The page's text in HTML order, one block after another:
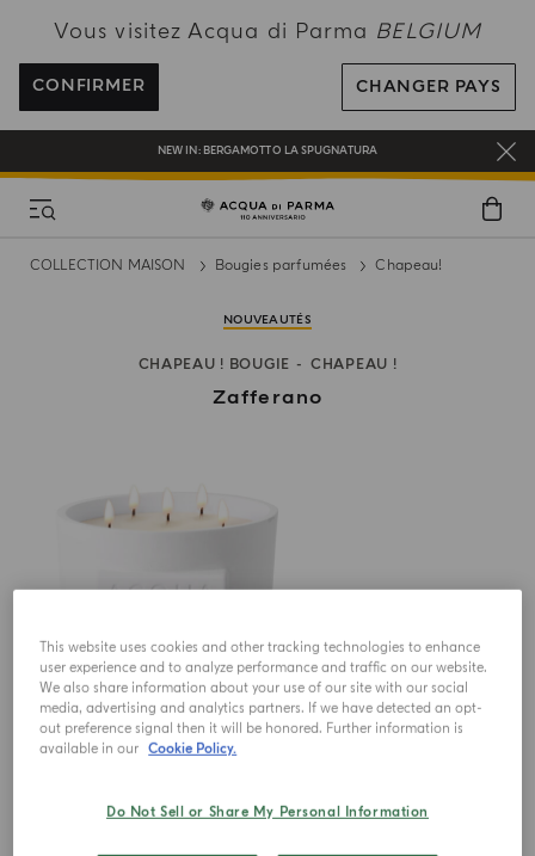
Vous visitez Acqua di Parma BELGIUM
CONFIRMER CHANGER PAYS
À 120€
INSCRIVEZ-VOUS ET PROFITEZ DE NOS AVANTAGES
CADEAU OFFERT POUR TOUTE COMMANDE SUPÉRIEURE À 180€
NEW IN: BERGAMOTTO LA SPUGNATURA
COLLECTION MAISON Bougies parfumées Chapeau!
NOUVEAUTÉS
CHAPEAU ! BOUGIE CHAPEAU !
Zafferano
This website uses cookies and other tracking technologies to enhance
user experience and to analyze performance and traffic on our website.
We also share information about your use of our site with our social
media, advertising and analytics partners. If we have detected an opt-
out preference signal then it will be honored. Further information is
available in our Cookie Policy.
Do Not Sell or Share My Personal Information